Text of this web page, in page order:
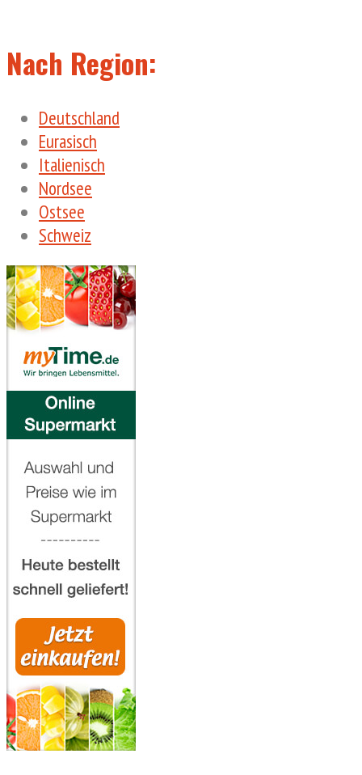
Nach Region:
Deutschland
Eurasisch
Italienisch
Nordsee
Ostsee
Schweiz